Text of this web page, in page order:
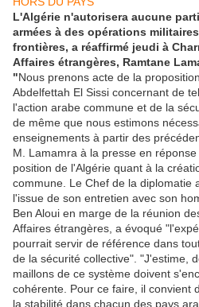
L'Algérie n'autorisera aucune
armées à des opérations
frontières, a réaffirmé jeudi à
Affaires étrangères, Ramtane
"Nous prenons acte de la
Abdelfettah El Sissi concernant de
l'action arabe commune et de la
de même que nous estimons
enseignements à partir des
M. Lamamra à la presse en
position de l'Algérie quant à la
commune. Le Chef de la diplomatie
l'issue de son entretien avec son
Ben Aloui en marge de la réunion
Affaires étrangères, a évoqué
pourrait servir de référence dans
de la sécurité collective". "J'estime,
maillons de ce système doivent
cohérente. Pour ce faire, il convient
la stabilité dans chacun des pays